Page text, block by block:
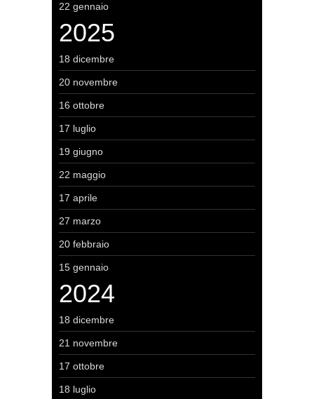
22 gennaio
2025
18 dicembre
20 novembre
16 ottobre
17 luglio
19 giugno
22 maggio
17 aprile
27 marzo
20 febbraio
15 gennaio
2024
18 dicembre
21 novembre
17 ottobre
18 luglio